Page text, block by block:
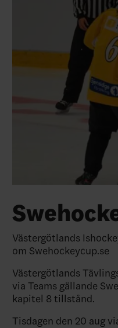
Västergötlands
om Swehockeycup.se
Västergötlands
via Teams gällande
kapitel 8 tillstånd.
Tisdagen den 20 aug